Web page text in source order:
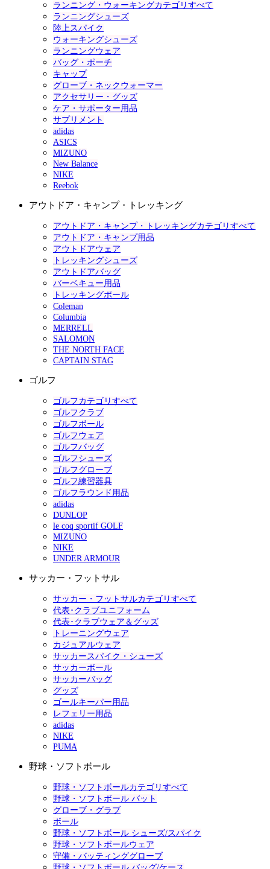
ランニング・ウォーキングカテゴリすべて
ランニングシューズ
陸上スパイク
ウォーキングシューズ
ランニングウェア
バッグ・ポーチ
キャップ
グローブ・ネックウォーマー
アクセサリー・グッズ
ケア・サポーター用品
サプリメント
adidas
ASICS
MIZUNO
New Balance
NIKE
Reebok
アウトドア・キャンプ・トレッキング
アウトドア・キャンプ・トレッキングカテゴリすべて
アウトドア・キャンプ用品
アウトドアウェア
トレッキングシューズ
アウトドアバッグ
バーベキュー用品
トレッキングポール
Coleman
Columbia
MERRELL
SALOMON
THE NORTH FACE
CAPTAIN STAG
ゴルフ
ゴルフカテゴリすべて
ゴルフクラブ
ゴルフボール
ゴルフウェア
ゴルフバッグ
ゴルフシューズ
ゴルフグローブ
ゴルフ練習器具
ゴルフラウンド用品
adidas
DUNLOP
le coq sportif GOLF
MIZUNO
NIKE
UNDER ARMOUR
サッカー・フットサル
サッカー・フットサルカテゴリすべて
代表･クラブユニフォーム
代表･クラブウェア＆グッズ
トレーニングウェア
カジュアルウェア
サッカースパイク・シューズ
サッカーボール
サッカーバッグ
グッズ
ゴールキーパー用品
レフェリー用品
adidas
NIKE
PUMA
野球・ソフトボール
野球・ソフトボールカテゴリすべて
野球・ソフトボール バット
グローブ・グラブ
ボール
野球・ソフトボール シューズ/スパイク
野球・ソフトボールウェア
守備・バッティンググローブ